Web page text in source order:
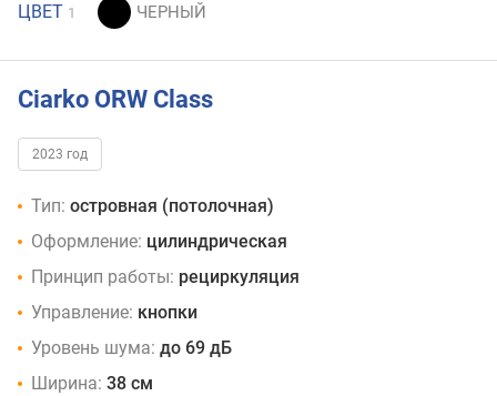
ЦВЕТ 1
Ciarko ORW Class
2023 год
Тип: островная (потолочная)
Оформление: цилиндрическая
Принцип работы: рециркуляция
Управление: кнопки
Уровень шума: до 69 дБ
Ширина: 38 см